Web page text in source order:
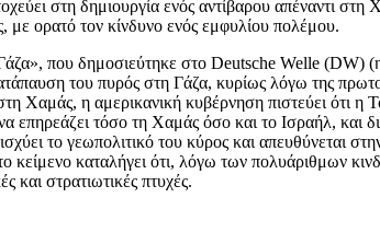
στη δημιουργία ενός αντίβαρου απέναντι
με ορατό τον κίνδυνο ενός εμφυλίου πολέμου.
που δημοσιεύτηκε στο Deutsche Welle
του πυρός στη Γάζα, κυρίως λόγω της
Χαμάς, η αμερικανική κυβέρνηση πιστεύει ότι
τόσο τη Χαμάς όσο και το Ισραήλ, και
το γεωπολιτικό του κύρος και απευθύνεται στην
καταλήγει ότι, λόγω των πολυάριθμων
και στρατιωτικές πτυχές.